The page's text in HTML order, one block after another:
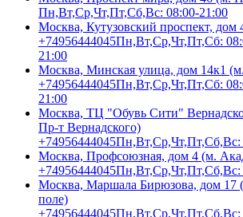
Пн,Вт,Ср,Чт,Пт,Сб,Вс: 08:00-21:00
Москва, Кутузовский проспект, дом
+74956444045Пн,Вт,Ср,Чт,Пт,Сб:
21:00
Москва, Минская улица, дом 14к1
+74956444045Пн,Вт,Ср,Чт,Пт,Сб:
21:00
Москва, ТЦ "Обувь Сити"
Пр-т Вернадского)
+74956444045Пн,Вт,Ср,Чт,Пт,Сб,Вс:
Москва, Профсоюзная, дом 4 (м.
+74956444045Пн,Вт,Ср,Чт,Пт,Сб,Вс:
Москва, Маршала Бирюзова, дом 17
поле)
+74956444045Пн,Вт,Ср,Чт,Пт,Сб,Вс: